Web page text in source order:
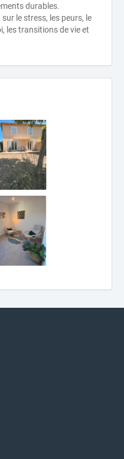
durables.
le stress, les peurs, le
les transitions de vie et